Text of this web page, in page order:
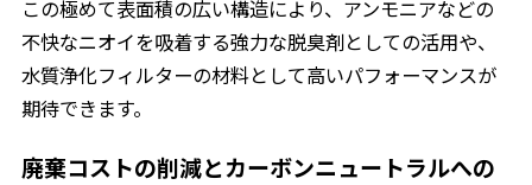
この極めて表面積の広い構造により、アンモニアなどの
不快なニオイを吸着する強力な脱臭剤としての活用や、
水質浄化フィルターの材料として高いパフォーマンスが
期待できます。
廃棄コストの削減とカーボンニュートラルへの